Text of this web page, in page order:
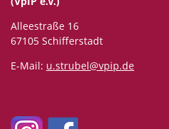
Alleestraße 16
67105 Schifferstadt
E-Mail: u.strubel@vpip.de